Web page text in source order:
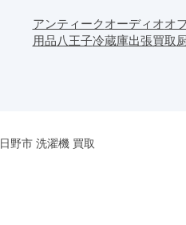
アンティークオーディオオ
用品八王子冷蔵庫出張買取
日野市 洗濯機 買取